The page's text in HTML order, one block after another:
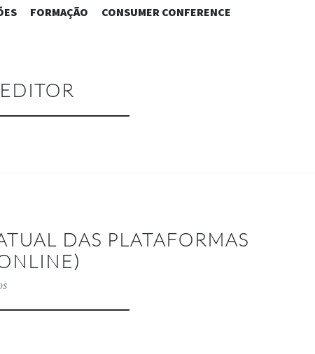
FORMAÇÃO CONSUMER CONFERENCE
EDITOR
DAS PLATAFORMAS